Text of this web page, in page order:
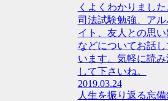
くよくわかりました
司法試験勉強、アル
イト、友人との思い
などについてお話し
います。気軽に読み
して下さいね。
2019.03.24
人生を振り返る忘備